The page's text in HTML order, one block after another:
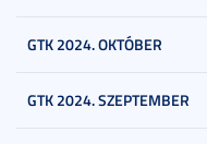
GTK 2024. OKTÓBER
GTK 2024. SZEPTEMBER